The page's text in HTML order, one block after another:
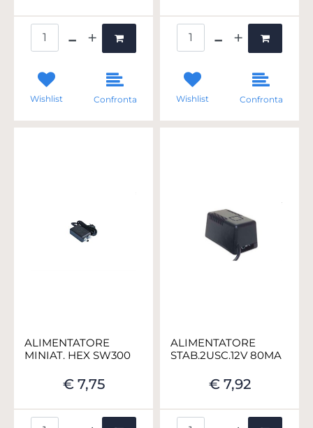
Wishlist Confronta Wishlist Confronta
ALIMENTATORE
MINIAT. HEX SW300
€ 7,75
ALIMENTATORE
STAB.2USC.12V 80MA
€ 7,92